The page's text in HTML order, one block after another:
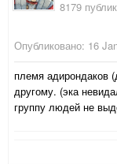
8179
Опубликовано: 16
племя адирондаков
другому. (эка
группу людей не